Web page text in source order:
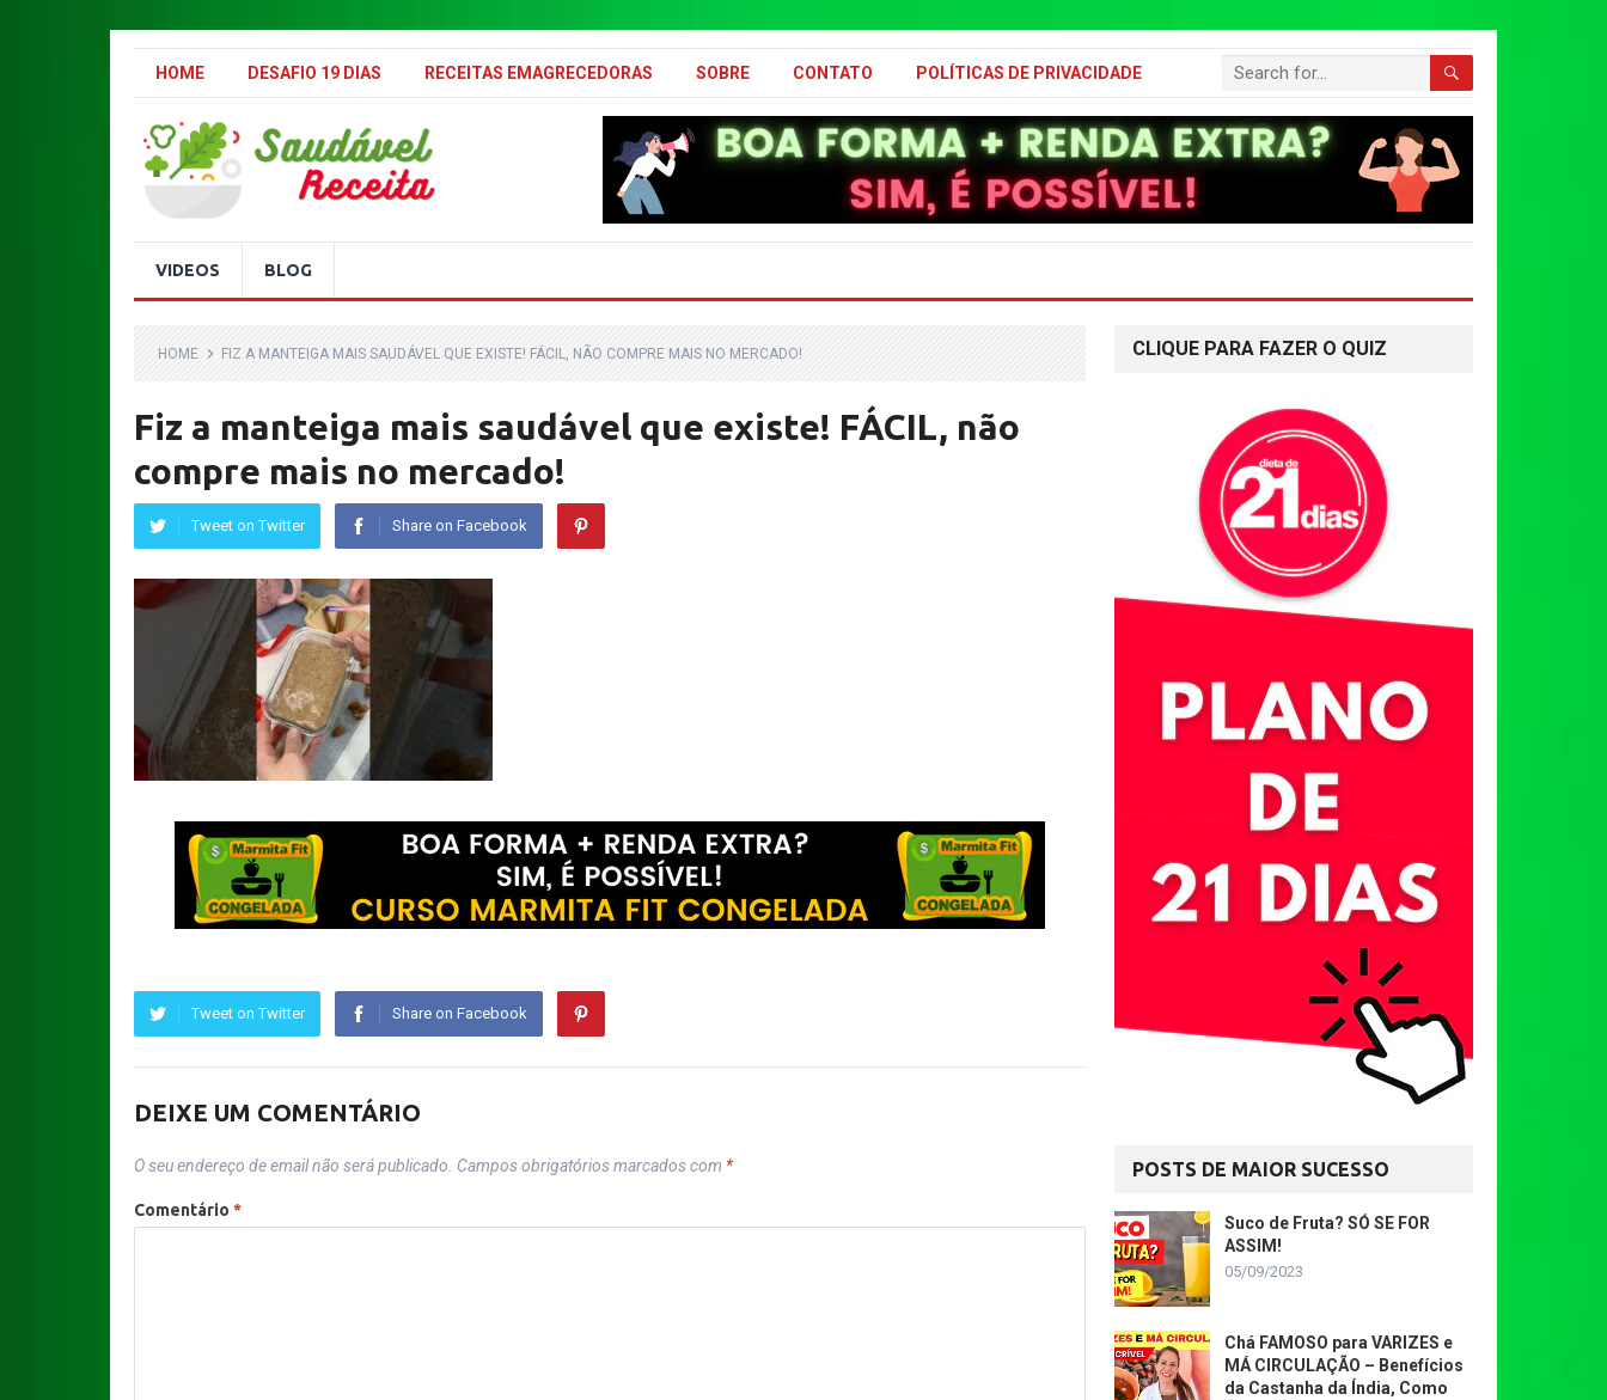
.
HOME DESAFIO 19 DIAS RECEITAS EMAGRECEDORAS SOBRE CONTATO POLÍTICAS DE PRIVACIDADE
VIDEOS BLOG
HOME FIZ A MANTEIGA MAIS SAUDÁVEL QUE EXISTE! FÁCIL, NÃO COMPRE MAIS NO MERCADO!
Fiz a manteiga mais saudável que existe! FÁCIL, não
compre mais no mercado!
Tweet on Twitter Share on Facebook
Tweet on Twitter Share on Facebook
DEIXE UM COMENTÁRIO
O seu endereço de email não será publicado. Campos obrigatórios marcados com *
Comentário *
CLIQUE PARA FAZER O QUIZ
POSTS DE MAIOR SUCESSO
Suco de Fruta? SÓ SE FOR
ASSIM!
05/09/2023
Chá FAMOSO para VARIZES e
MÁ CIRCULAÇÃO – Benefícios
da Castanha da Índia, Como